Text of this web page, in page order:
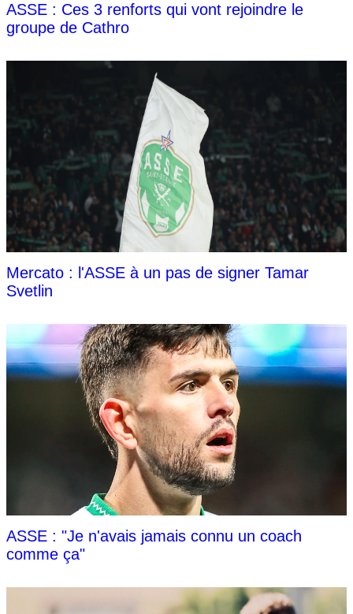
ASSE : Ces 3 renforts qui vont rejoindre le
groupe de Cathro
Mercato : l'ASSE à un pas de signer Tamar
Svetlin
ASSE : "Je n'avais jamais connu un coach
comme ça"